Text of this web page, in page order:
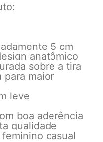
5 cm
anatômico
sobre a tira
para maior
leve
boa aderência
qualidade
casual